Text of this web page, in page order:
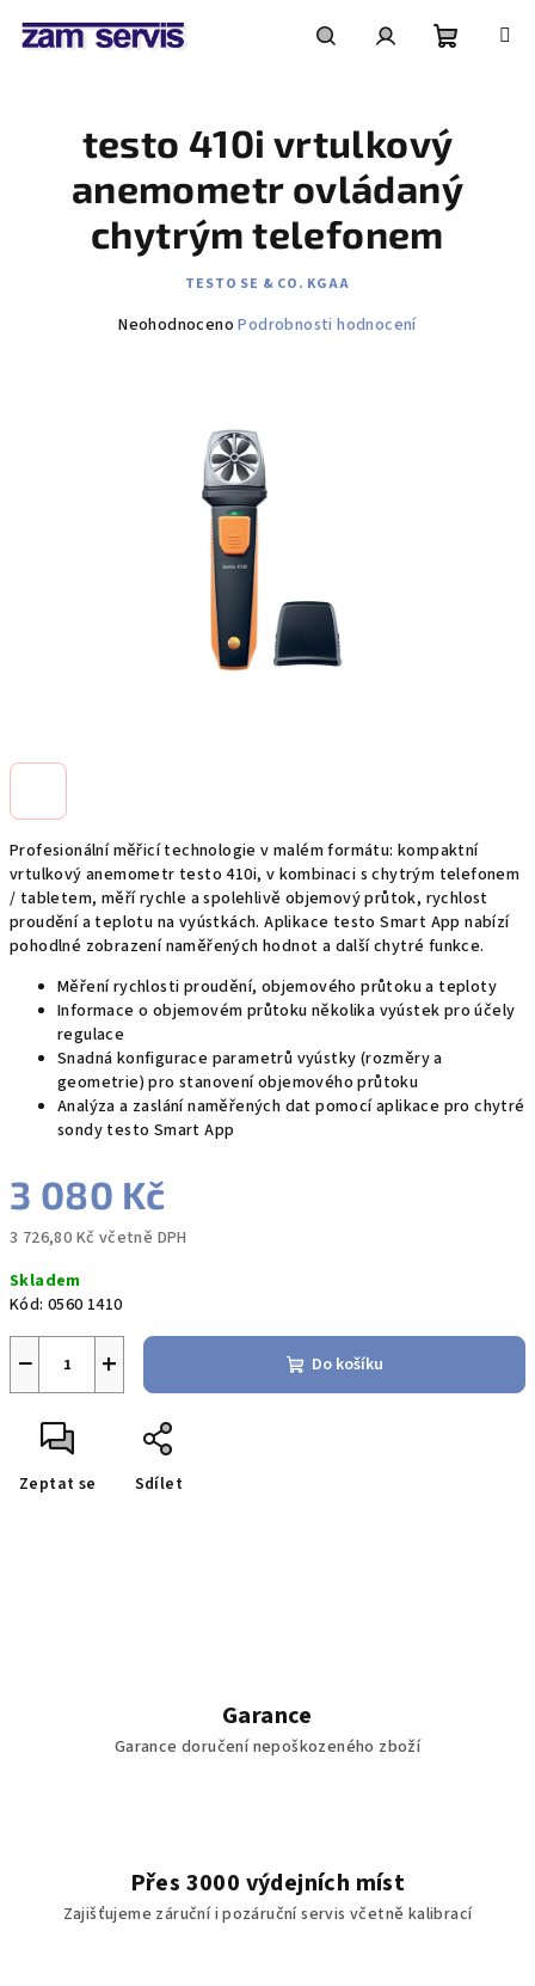
košík
Profesionální měřicí technologie v malém formátu: kompaktní
vrtulkový anemometr testo 410i, v kombinaci s chytrým telefonem
/ tabletem, měří rychle a spolehlivě objemový průtok, rychlost
proudění a teplotu na vyústkách. Aplikace testo Smart App nabízí
pohodlné zobrazení naměřených hodnot a další chytré funkce.
Měření rychlosti proudění, objemového průtoku a teploty
Informace o objemovém průtoku několika vyústek pro účely
regulace
Snadná konfigurace parametrů vyústky (rozměry a
geometrie) pro stanovení objemového průtoku
Analýza a zaslání naměřených dat pomocí aplikace pro chytré
sondy testo Smart App
3 080 Kč
3 726,80 Kč včetně DPH
cena:
Skladem
Kód: 0560 1410
+
− Do košíku
Zeptat se Sdílet
testo 410i vrtulkový
anemometr ovládaný
chytrým telefonem
TESTO SE & CO. KGAA
Průměrné
Neohodnoceno Podrobnosti hodnocení
Garance
Garance doručení nepoškozeného zboží
Přes 3000 výdejních míst
Zajišťujeme záruční i pozáruční servis včetně kalibrací